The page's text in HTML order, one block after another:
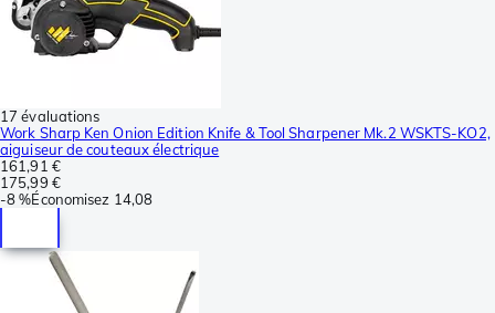
17 évaluations
Work Sharp Ken Onion Edition Knife & Tool Sharpener Mk.2 WSKTS-KO2,
aiguiseur de couteaux électrique
161,91 €
175,99 €
-8 %Économisez 14,08